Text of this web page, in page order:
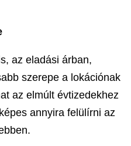
az eladási árban,
szerepe a lokációnak
az elmúlt évtizedekhez
annyira felülírni az